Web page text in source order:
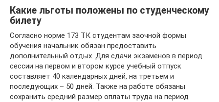
Какие льготы положены по студенческому
билету
Согласно норме 173 ТК студентам заочной формы
обучения начальник обязан предоставить
дополнительный отдых. Для сдачи экзаменов в период
сессии на первом и втором курсе учебный отпуск
составляет 40 календарных дней, на третьем и
последующих – 50 дней. Также на работе обязаны
сохранить средний размер оплаты труда на период